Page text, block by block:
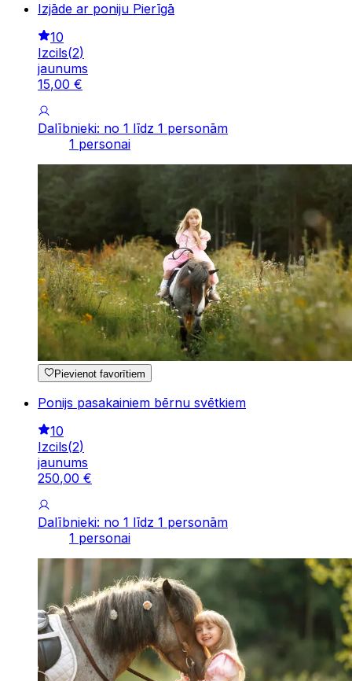
Izjāde ar poniju Pierīgā
10
Izcils(2)
jaunums
15,00 €
Dalībnieki: no 1 līdz 1 personām
1 personai
Pievienot favorītiem
Ponijs pasakainiem bērnu svētkiem
10
Izcils(2)
jaunums
250,00 €
Dalībnieki: no 1 līdz 1 personām
1 personai